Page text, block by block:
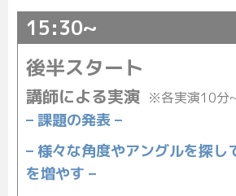
15:30~
後半スタート
講師による実演 ※各実演10分
– 課題の発表 –
– 様々な角度やアングルを探し
を増やす –